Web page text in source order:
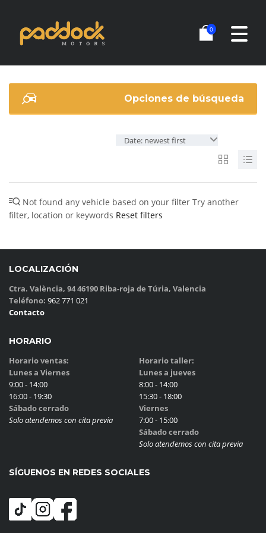
0
Opciones de búsqueda
Date: newest first
Not found any vehicle based on your filter Try another
filter, location or keywords Reset filters
LOCALIZACIÓN
Ctra. València, 94 46190 Riba-roja de Túria, Valencia
Teléfono: 962 771 021
Contacto
HORARIO
Horario ventas:
Lunes a Viernes
9:00 - 14:00
16:00 - 19:30
Sábado cerrado
Solo atendemos con cita previa
Horario taller:
Lunes a jueves
8:00 - 14:00
15:30 - 18:00
Viernes
7:00 - 15:00
Sábado cerrado
Solo atendemos con cita previa
SÍGUENOS EN REDES SOCIALES